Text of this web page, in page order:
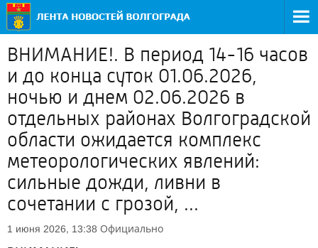
ВНИМАНИЕ!. В период 14-16 часов
и до конца суток 01.06.2026,
ночью и днем 02.06.2026 в
отдельных районах Волгоградской
области ожидается комплекс
метеорологических явлений:
сильные дожди, ливни в
сочетании с грозой, ...
1 июня 2026, 13:38 Официально